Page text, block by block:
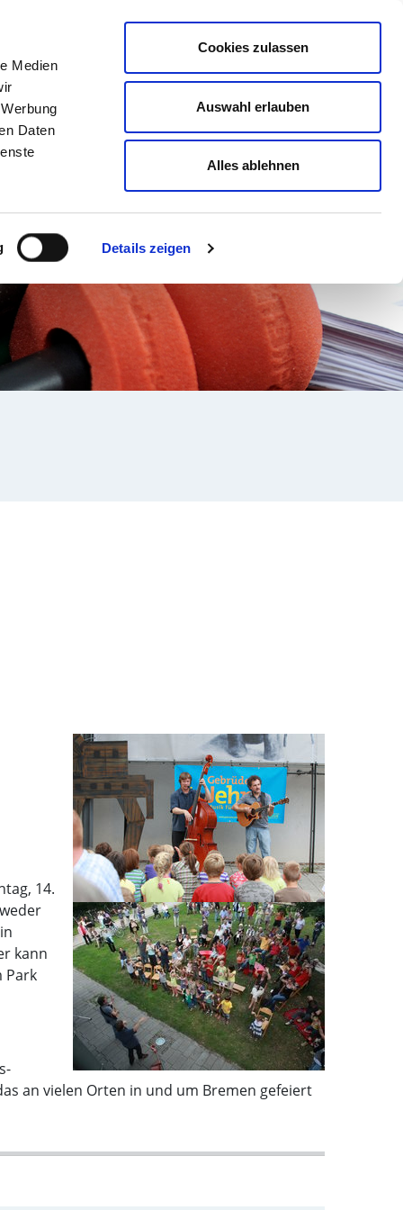
Medien
Daten
Details zeigen
Cookies zulassen
Auswahl erlauben
Alles ablehnen
Leichte Sprache Kontrast
GESUNDHEIT NORD Suche
14.
kann
Park
an vielen Orten in und um Bremen gefeiert